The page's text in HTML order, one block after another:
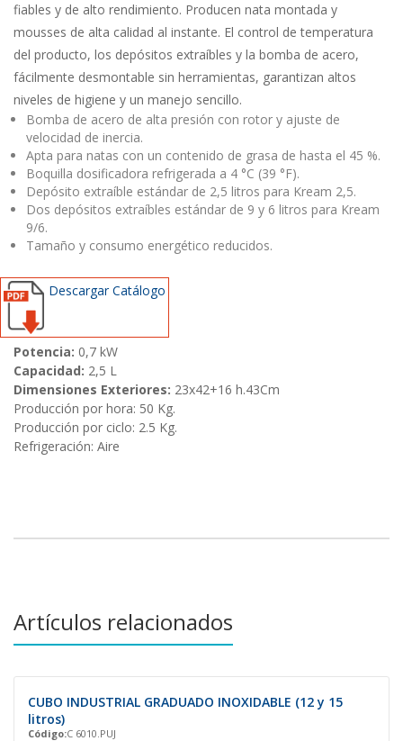
fiables y de alto rendimiento. Producen nata montada y
mousses de alta calidad al instante. El control de temperatura
del producto, los depósitos extraíbles y la bomba de acero,
fácilmente desmontable sin herramientas, garantizan altos
niveles de higiene y un manejo sencillo.
Bomba de acero de alta presión con rotor y ajuste de
velocidad de inercia.
Apta para natas con un contenido de grasa de hasta el 45 %.
Boquilla dosificadora refrigerada a 4 °C (39 °F).
Depósito extraíble estándar de 2,5 litros para Kream 2,5.
Dos depósitos extraíbles estándar de 9 y 6 litros para Kream
9/6.
Tamaño y consumo energético reducidos.
Descargar Catálogo
Potencia: 0,7 kW
Capacidad: 2,5 L
Dimensiones Exteriores: 23x42+16 h.43Cm
Producción por hora: 50 Kg.
Producción por ciclo: 2.5 Kg.
Refrigeración: Aire
Artículos relacionados
CUBO INDUSTRIAL GRADUADO INOXIDABLE (12 y 15
litros)
Código:C 6010.PUJ